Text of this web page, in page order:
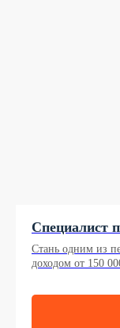
Специалист
Стань одним из
доходом от 150